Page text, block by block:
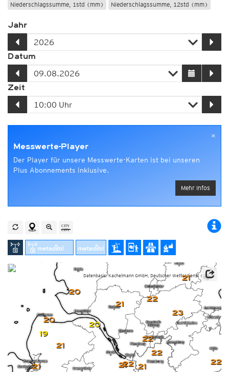
Niederschlagssumme, 1std (mm)
Niederschlagssumme, 12std (mm)
Jahr
Datum
Zeit
×
Messwerte-Player
Der Player für unsere Messwerte-Karten ist bei unseren
Plus Abonnements inklusive.
Mehr Infos
19
20
20
20
21
21
21
21
21 21
22
22
22
22
22
23
Datenbasis: Kachelmann GmbH, Deutscher Wetterdienst (DWD)